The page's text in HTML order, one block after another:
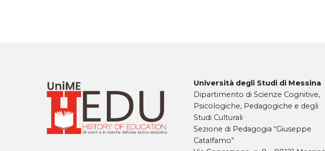
Università degli Studi di Messina
Dipartimento di Scienze Cognitive,
Psicologiche, Pedagogiche e degli
Studi Culturali
Sezione di Pedagogia “Giuseppe
Catalfamo”